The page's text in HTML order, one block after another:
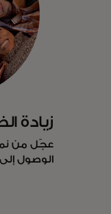
زيادة
عجّل من
الوصول